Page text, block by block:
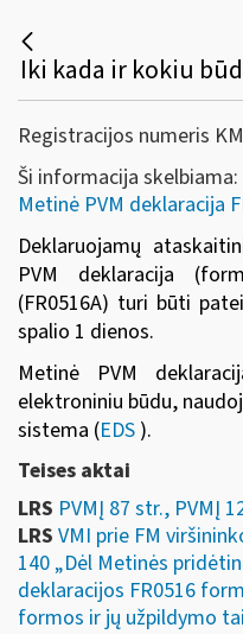
Registracijos numeris
Ši informacija skelbiama:
Metinė PVM deklaracija
Deklaruojamų
PVM deklaracija
(FR0516A) turi būti
spalio 1 dienos.
Metinė PVM
elektroniniu būdu,
sistema (EDS ).
Teises aktai
LRS PVMĮ 87 str., PVMĮ
LRS VMI prie FM
140 „Dėl Metinės
deklaracijos FR0516
formos ir jų užpildymo